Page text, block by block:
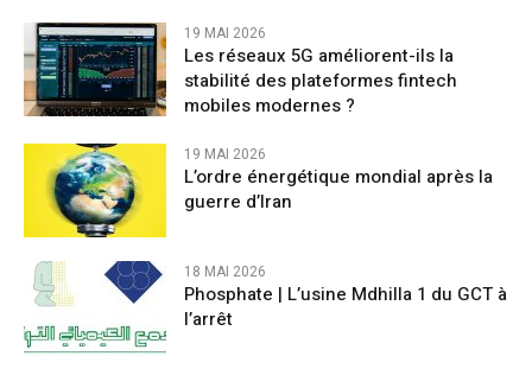
19 MAI 2026
Les réseaux 5G améliorent-ils la
stabilité des plateformes fintech
mobiles modernes ?
19 MAI 2026
L’ordre énergétique mondial après la
guerre d’Iran
18 MAI 2026
Phosphate | L’usine Mdhilla 1 du GCT à
l’arrêt